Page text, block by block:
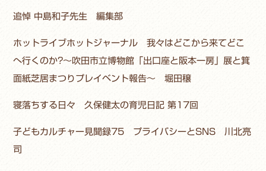
追悼 中島和子先生 編集部
ホットライブホットジャーナル 我々はどこから来てどこ
へ行くのか?〜吹田市立博物館「出口座と阪本一房」展と箕
面紙芝居まつりプレイベント報告〜 堀田穣
寝落ちする日々 久保健太の育児日記 第17回
子どもカルチャー見聞録75 プライバシーとSNS 川北亮
司